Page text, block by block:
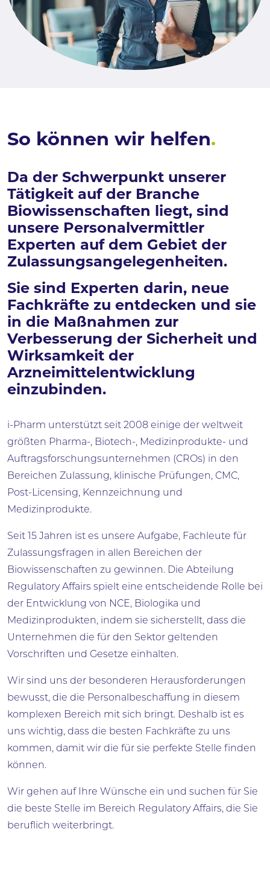
So können wir helfen.
Da der Schwerpunkt unserer
Tätigkeit auf der Branche
Biowissenschaften liegt, sind
unsere Personalvermittler
Experten auf dem Gebiet der
Zulassungsangelegenheiten.
Sie sind Experten darin, neue
Fachkräfte zu entdecken und sie
in die Maßnahmen zur
Verbesserung der Sicherheit und
Wirksamkeit der
Arzneimittelentwicklung
einzubinden.
i-Pharm unterstützt seit 2008 einige der weltweit
größten Pharma-, Biotech-, Medizinprodukte- und
Auftragsforschungsunternehmen (CROs) in den
Bereichen Zulassung, klinische Prüfungen, CMC,
Post-Licensing, Kennzeichnung und
Medizinprodukte.
Seit 15 Jahren ist es unsere Aufgabe, Fachleute für
Zulassungsfragen in allen Bereichen der
Biowissenschaften zu gewinnen. Die Abteilung
Regulatory Affairs spielt eine entscheidende Rolle bei
der Entwicklung von NCE, Biologika und
Medizinprodukten, indem sie sicherstellt, dass die
Unternehmen die für den Sektor geltenden
Vorschriften und Gesetze einhalten.
Wir sind uns der besonderen Herausforderungen
bewusst, die die Personalbeschaffung in diesem
komplexen Bereich mit sich bringt. Deshalb ist es
uns wichtig, dass die besten Fachkräfte zu uns
kommen, damit wir die für sie perfekte Stelle finden
können.
Wir gehen auf Ihre Wünsche ein und suchen für Sie
die beste Stelle im Bereich Regulatory Affairs, die Sie
beruflich weiterbringt.